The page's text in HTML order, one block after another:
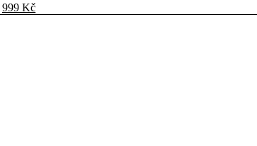
Původní
999 KčAktuální